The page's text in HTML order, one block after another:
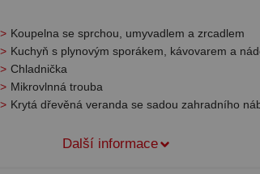
Koupelna se sprchou, umyvadlem a zrcadlem
Kuchyň s plynovým sporákem, kávovarem a
Chladnička
Mikrovlnná trouba
Krytá dřevěná veranda se sadou zahradního
Další informace